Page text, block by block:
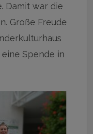
Damit war die
Große Freude
Spende in